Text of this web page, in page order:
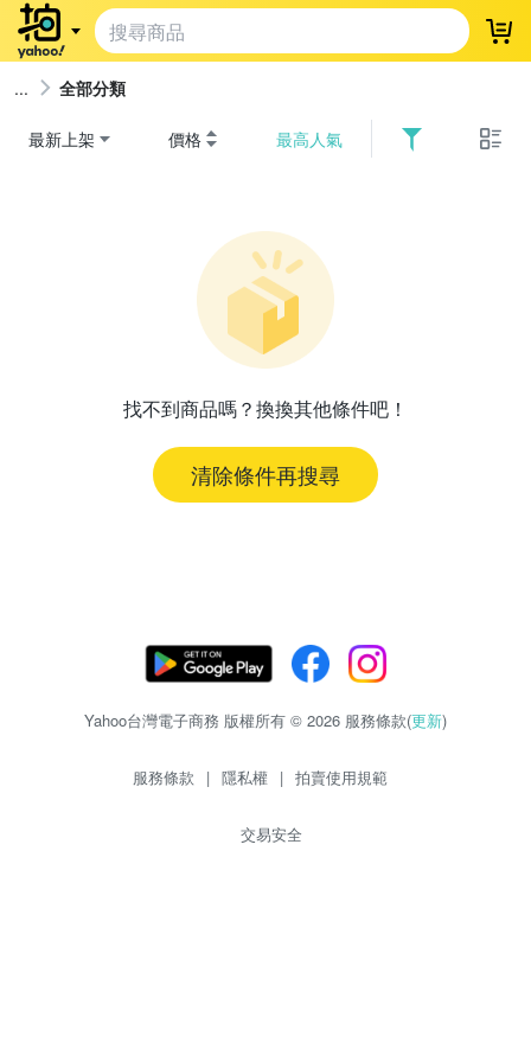
登
全部分類
最新上架 價格 最高人氣
找不到商品嗎？換換其他條件吧！
清除條件再搜尋
Yahoo台灣電子商務 版權所有 © 2026 服務條款(更新)
服務條款 | 隱私權 | 拍賣使用規範
交易安全